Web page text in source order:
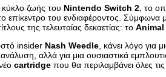
ζωής του Nintendo Switch 2 , το
επίκεντρο του ενδιαφέροντος.
της τελευταίας δεκαετίας: το
insider Nash Weedle , κάνει λόγο για
αλλά για μια ουσιαστικά
cartridge που θα περιλαμβάνει όλες